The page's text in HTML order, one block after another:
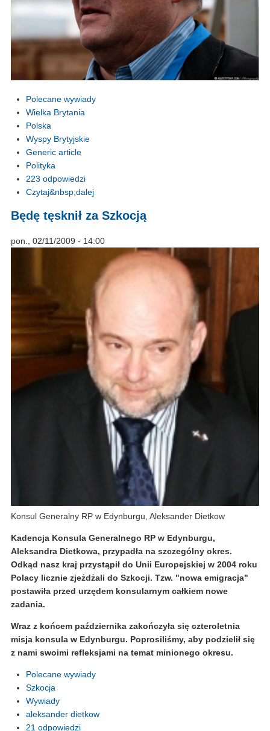
Polecane wywiady
Wielka Brytania
Polska
Wyspy Brytyjskie
Generic article
Polityka
223 odpowiedzi
Czytaj&nbsp;dalej
Będę tęsknił za Szkocją
pon., 02/11/2009 - 14:00
Konsul Generalny RP w Edynburgu, Aleksander Dietkow
Kadencja Konsula Generalnego RP w Edynburgu,
Aleksandra Dietkowa, przypadła na szczególny okres.
Odkąd nasz kraj przystąpił do Unii Europejskiej w 2004 roku
Polacy licznie zjeżdżali do Szkocji. Tzw. "nowa emigracja"
postawiła przed urzędem konsularnym całkiem nowe
zadania.
Wraz z końcem października zakończyła się czteroletnia
misja konsula w Edynburgu. Poprosiliśmy, aby podzielił się
z nami swoimi refleksjami na temat minionego okresu.
Polecane wywiady
Szkocja
Wywiady
aleksander dietkow
21 odpowiedzi